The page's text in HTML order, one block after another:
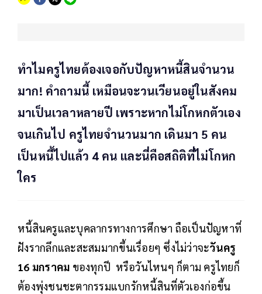
ทำไมครูไทยต้องเจอกับปัญหาหนี้สินจำนวน
มาก! คำถามนี้ เหมือนจะวนเวียนอยู่ในสังคม
มาเป็นเวลาหลายปี เพราะหากไม่โกหกตัวเอง
จนเกินไป ครูไทยจำนวนมาก เดินมา 5 คน
เป็นหนี้ไปแล้ว 4 คน และนี่คือสถิติที่ไม่โกหก
ใคร
หนี้สินครูและบุคลากรทางการศึกษา ถือเป็นปัญหาที่
ฝังรากลึกและสะสมมากขึ้นเรื่อยๆ ซึ่งไม่ว่าจะวันครู
16 มกราคม ของทุกปี หรือวันไหนๆ ก็ตาม ครูไทยก็
ต้องพุุ่งชนชะตากรรมแบกรักหนี้สินที่ตัวเองก่อขึ้น